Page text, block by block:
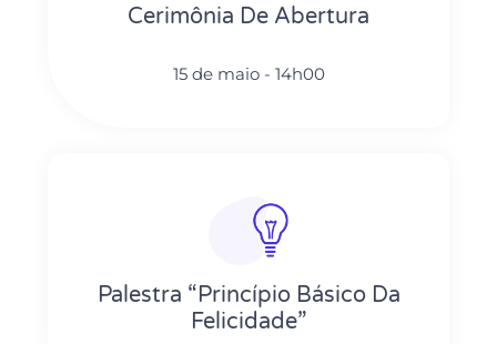
Cerimônia De Abertura
15 de maio - 14h00
Palestra “Princípio Básico Da
Felicidade”